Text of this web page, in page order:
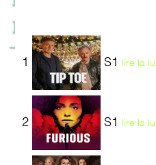
1 S1 lire la
2 S1 lire la